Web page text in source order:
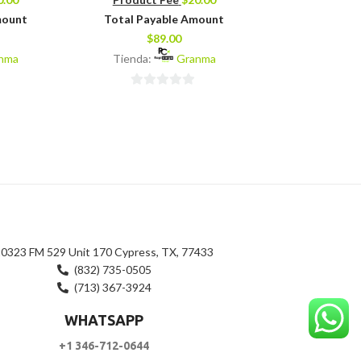
Total Payable Amount
$89.00
Tienda:
Granma
FM 529 Unit 170 Cypress, TX, 77433
(832) 735-0505
(713) 367-3924
WHATSAPP
+1 346-712-0644